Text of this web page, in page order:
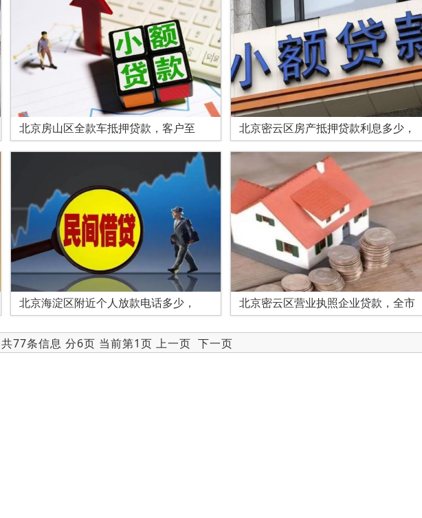
北京房山区全款车抵押贷款，客户至 北京密云区房产抵押贷款利息多少，
北京海淀区附近个人放款电话多少， 北京密云区营业执照企业贷款，全市
共77条信息 分6页 当前第1页 上一页 下一页